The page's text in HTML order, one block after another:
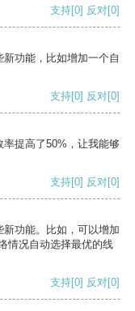
支持[0] 反对[0]
功能，比如增加一个自
支持[0] 反对[0]
提高了50%，让我能够
支持[0] 反对[0]
功能。比如，可以增加
情况自动选择最优的线
支持[0] 反对[0]